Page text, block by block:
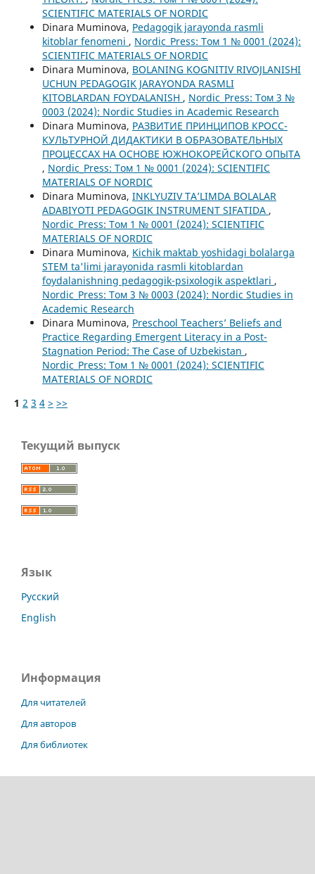
SCIENTIFIC MATERIALS OF NORDIC
Dinara Muminova, Pedagogik jarayonda rasmli
kitoblar fenomeni , Nordic_Press: Том 1 № 0001 (2024):
SCIENTIFIC MATERIALS OF NORDIC
Dinara Muminova, BOLANING KOGNITIV RIVOJLANISHI
UCHUN PEDAGOGIK JARAYONDA RASMLI
KITOBLARDAN FOYDALANISH , Nordic_Press: Том 3 №
0003 (2024): Nordic Studies in Academic Research
Dinara Muminova, РАЗВИТИЕ ПРИНЦИПОВ КРОСС-
КУЛЬТУРНОЙ ДИДАКТИКИ В ОБРАЗОВАТЕЛЬНЫХ
ПРОЦЕССАХ НА ОСНОВЕ ЮЖНОКОРЕЙСКОГО ОПЫТА
, Nordic_Press: Том 1 № 0001 (2024): SCIENTIFIC
MATERIALS OF NORDIC
Dinara Muminova, INKLYUZIV TA’LIMDA BOLALAR
ADABIYOTI PEDAGOGIK INSTRUMENT SIFATIDA ,
Nordic_Press: Том 1 № 0001 (2024): SCIENTIFIC
MATERIALS OF NORDIC
Dinara Muminova, Kichik maktab yoshidagi bolalarga
STEM ta'limi jarayonida rasmli kitoblardan
foydalanishning pedagogik-psixologik aspektlari ,
Nordic_Press: Том 3 № 0003 (2024): Nordic Studies in
Academic Research
Dinara Muminova, Preschool Teachers’ Beliefs and
Practice Regarding Emergent Literacy in a Post-
Stagnation Period: The Case of Uzbekistan ,
Nordic_Press: Том 1 № 0001 (2024): SCIENTIFIC
MATERIALS OF NORDIC
1 2 3 4 > >>
Текущий выпуск
Язык
Русский
English
Информация
Для читателей
Для авторов
Для библиотек